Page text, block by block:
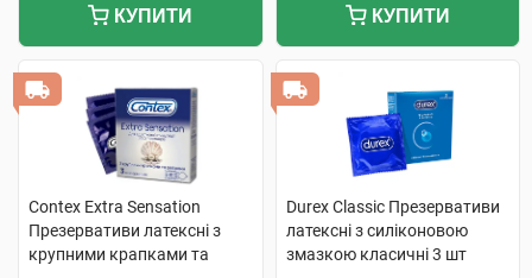
КУПИТИ КУПИТИ
Contex Extra Sensation
Презервативи латексні з
крупними крапками та
Durex Classic Презервативи
латексні з силіконовою
змазкою класичні 3 шт